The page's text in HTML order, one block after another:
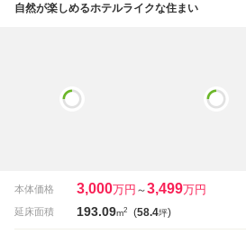
自然が楽しめるホテルライクな住まい
本体価格 3,000万円 ～3,499万円
延床面積 193.09m2 (58.4坪)